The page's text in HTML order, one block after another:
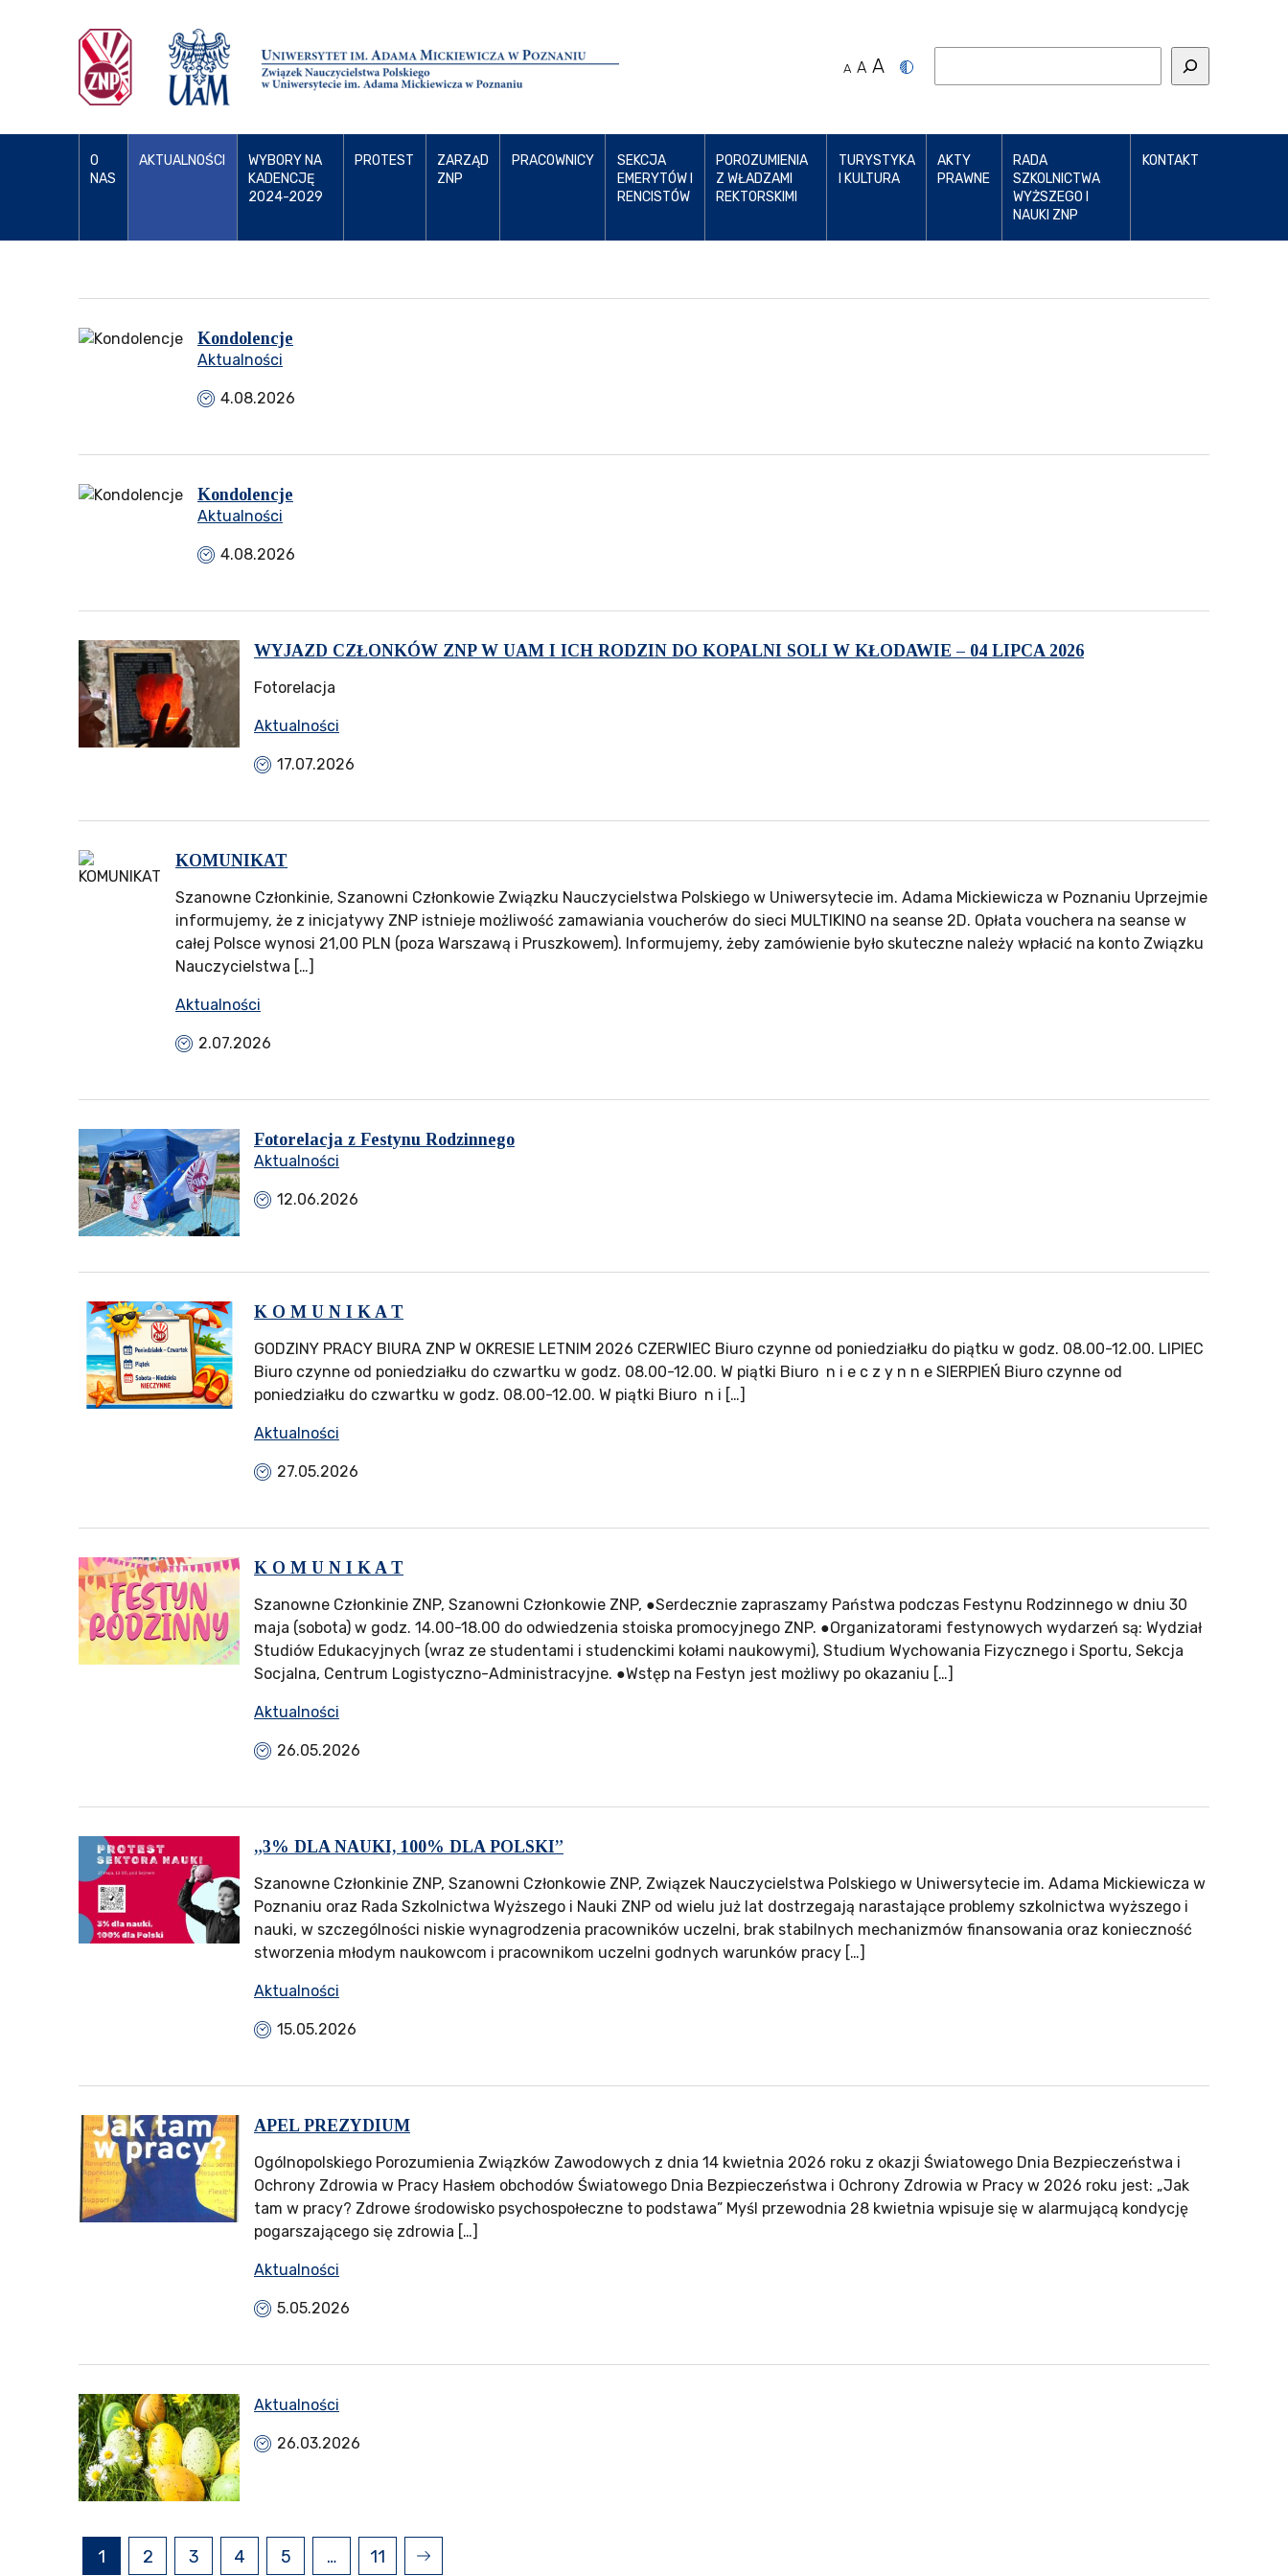
A A A
O
NAS
AKTUALNOŚCI
WYBORY NA
KADENCJĘ
2024-2029
PROTEST
ZARZĄD
ZNP
PRACOWNICY
SEKCJA
EMERYTÓW I
RENCISTÓW
POROZUMIENIA
Z WŁADZAMI
REKTORSKIMI
TURYSTYKA
I KULTURA
AKTY
PRAWNE
RADA
SZKOLNICTWA
WYŻSZEGO I
NAUKI ZNP
KONTAKT
Kondolencje
Aktualności
4.08.2026
Kondolencje
Aktualności
4.08.2026
WYJAZD CZŁONKÓW ZNP W UAM I ICH RODZIN DO KOPALNI SOLI W KŁODAWIE – 04 LIPCA 2026
Fotorelacja
Aktualności
17.07.2026
KOMUNIKAT
Szanowne Członkinie, Szanowni Członkowie Związku Nauczycielstwa Polskiego w Uniwersytecie im. Adama Mickiewicza w Poznaniu Uprzejmie
informujemy, że z inicjatywy ZNP istnieje możliwość zamawiania voucherów do sieci MULTIKINO na seanse 2D. Opłata vouchera na seanse w
całej Polsce wynosi 21,00 PLN (poza Warszawą i Pruszkowem). Informujemy, żeby zamówienie było skuteczne należy wpłacić na konto Związku
Nauczycielstwa […]
Aktualności
2.07.2026
Fotorelacja z Festynu Rodzinnego
Aktualności
12.06.2026
K O M U N I K A T
GODZINY PRACY BIURA ZNP W OKRESIE LETNIM 2026 CZERWIEC Biuro czynne od poniedziałku do piątku w godz. 08.00-12.00. LIPIEC
Biuro czynne od poniedziałku do czwartku w godz. 08.00-12.00. W piątki Biuro n i e c z y n n e SIERPIEŃ Biuro czynne od
poniedziałku do czwartku w godz. 08.00-12.00. W piątki Biuro n i […]
Aktualności
27.05.2026
K O M U N I K A T
Szanowne Członkinie ZNP, Szanowni Członkowie ZNP, ●Serdecznie zapraszamy Państwa podczas Festynu Rodzinnego w dniu 30
maja (sobota) w godz. 14.00-18.00 do odwiedzenia stoiska promocyjnego ZNP. ●Organizatorami festynowych wydarzeń są: Wydział
Studiów Edukacyjnych (wraz ze studentami i studenckimi kołami naukowymi), Studium Wychowania Fizycznego i Sportu, Sekcja
Socjalna, Centrum Logistyczno-Administracyjne. ●Wstęp na Festyn jest możliwy po okazaniu […]
Aktualności
26.05.2026
„3% DLA NAUKI, 100% DLA POLSKI”
Szanowne Członkinie ZNP, Szanowni Członkowie ZNP, Związek Nauczycielstwa Polskiego w Uniwersytecie im. Adama Mickiewicza w
Poznaniu oraz Rada Szkolnictwa Wyższego i Nauki ZNP od wielu już lat dostrzegają narastające problemy szkolnictwa wyższego i
nauki, w szczególności niskie wynagrodzenia pracowników uczelni, brak stabilnych mechanizmów finansowania oraz konieczność
stworzenia młodym naukowcom i pracownikom uczelni godnych warunków pracy […]
Aktualności
15.05.2026
APEL PREZYDIUM
Ogólnopolskiego Porozumienia Związków Zawodowych z dnia 14 kwietnia 2026 roku z okazji Światowego Dnia Bezpieczeństwa i
Ochrony Zdrowia w Pracy Hasłem obchodów Światowego Dnia Bezpieczeństwa i Ochrony Zdrowia w Pracy w 2026 roku jest: „Jak
tam w pracy? Zdrowe środowisko psychospołeczne to podstawa” Myśl przewodnia 28 kwietnia wpisuje się w alarmującą kondycję
pogarszającego się zdrowia […]
Aktualności
5.05.2026
Aktualności
26.03.2026
1 2 3 4 5 … 11